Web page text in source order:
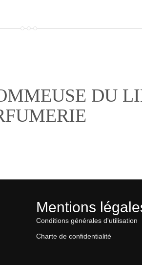
DU
Mentions
Conditions générales d'utilisation
Charte de confidentialité